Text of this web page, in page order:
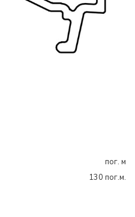
пог. м
130 пог.м.